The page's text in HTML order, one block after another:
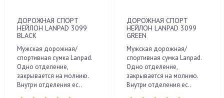
ДОРОЖНАЯ СПОРТ
НЕЙЛОН LANPAD 3099
BLACK
Мужская дорожная/
спортивная сумка Lanpad.
Одно отделение,
закрывается на молнию.
Внутри отделения ес..
ДОРОЖНАЯ СПОРТ
НЕЙЛОН LANPAD 3099
GREEN
Мужская дорожная/
спортивная сумка Lanpad.
Одно отделение,
закрывается на молнию.
Внутри отделения ес..